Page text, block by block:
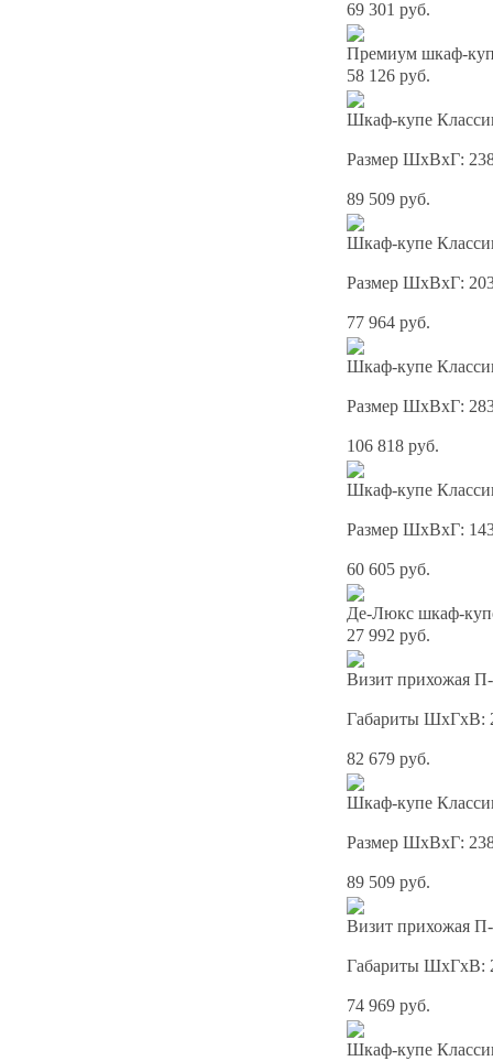
69 301 руб.
Премиум шкаф-
58 126 руб.
Шкаф-купе
Размер ШхВхГ:
89 509 руб.
Шкаф-купе
Размер ШхВхГ:
77 964 руб.
Шкаф-купе
Размер ШхВхГ:
106 818 руб.
Шкаф-купе
Размер ШхВхГ:
60 605 руб.
Де-Люкс шкаф-
27 992 руб.
Визит прихожая
Габариты ШхГхВ:
82 679 руб.
Шкаф-купе
Размер ШхВхГ:
89 509 руб.
Визит прихожая
Габариты ШхГхВ:
74 969 руб.
Шкаф-купе